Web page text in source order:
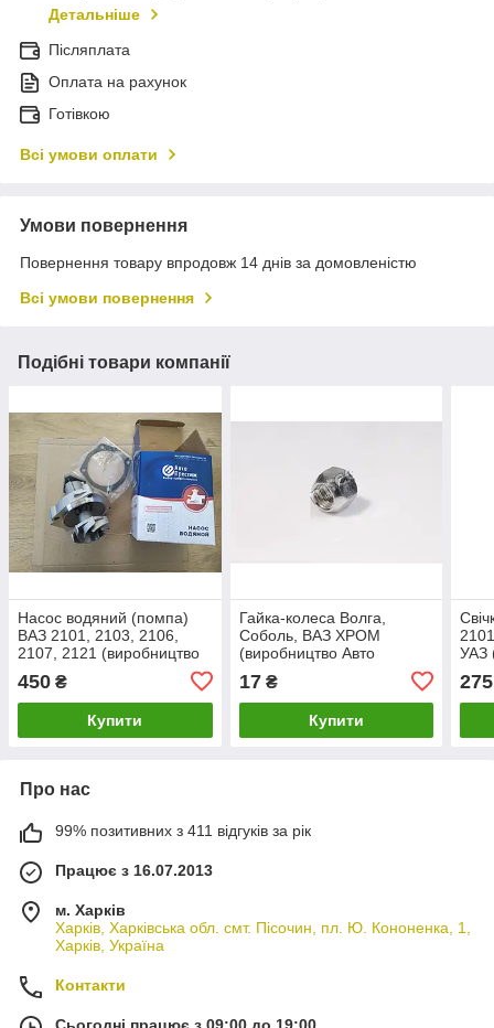
Детальніше
Післяплата
Оплата на рахунок
Готівкою
Всі умови оплати
Умови повернення
Повернення товару впродовж 14 днів за домовленістю
Всі умови повернення
Подібні товари компанії
Насос водяний (помпа)
ВАЗ 2101, 2103, 2106,
2107, 2121 (виробництво
450 ₴
Купити
Гайка-колеса Волга,
Соболь, ВАЗ ХРОМ
(виробництво Авто
17₴
Купити
УАЗ
275
Про нас
99% позитивних з 411 відгуків за рік
Працює з 16.07.2013
м. Харків
Харків, Харківська обл. смт. Пісочин, пл. Ю. Кононенка, 1,
Харків, Україна
Контакти